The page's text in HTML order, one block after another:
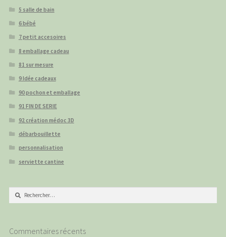
5 salle de bain
6 bébé
7 petit accesoires
8 emballage cadeau
81 sur mesure
9 Idée cadeaux
90 pochon et emballage
91 FIN DE SERIE
92 création médoc 3D
débarbouillette
personnalisation
serviette cantine
Rechercher :
Commentaires récents